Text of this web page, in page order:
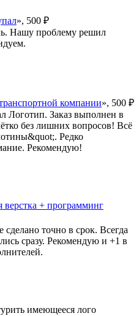
», 500 ₽
Нашу проблему решил
компании», 500 ₽
Логотип. Заказ выполнен в
без лишних вопросов! Всё
Редко
Рекомендую!
+ программинг
точно в срок. Всегда
сразу. Рекомендую и +1 в
имеющееся лого